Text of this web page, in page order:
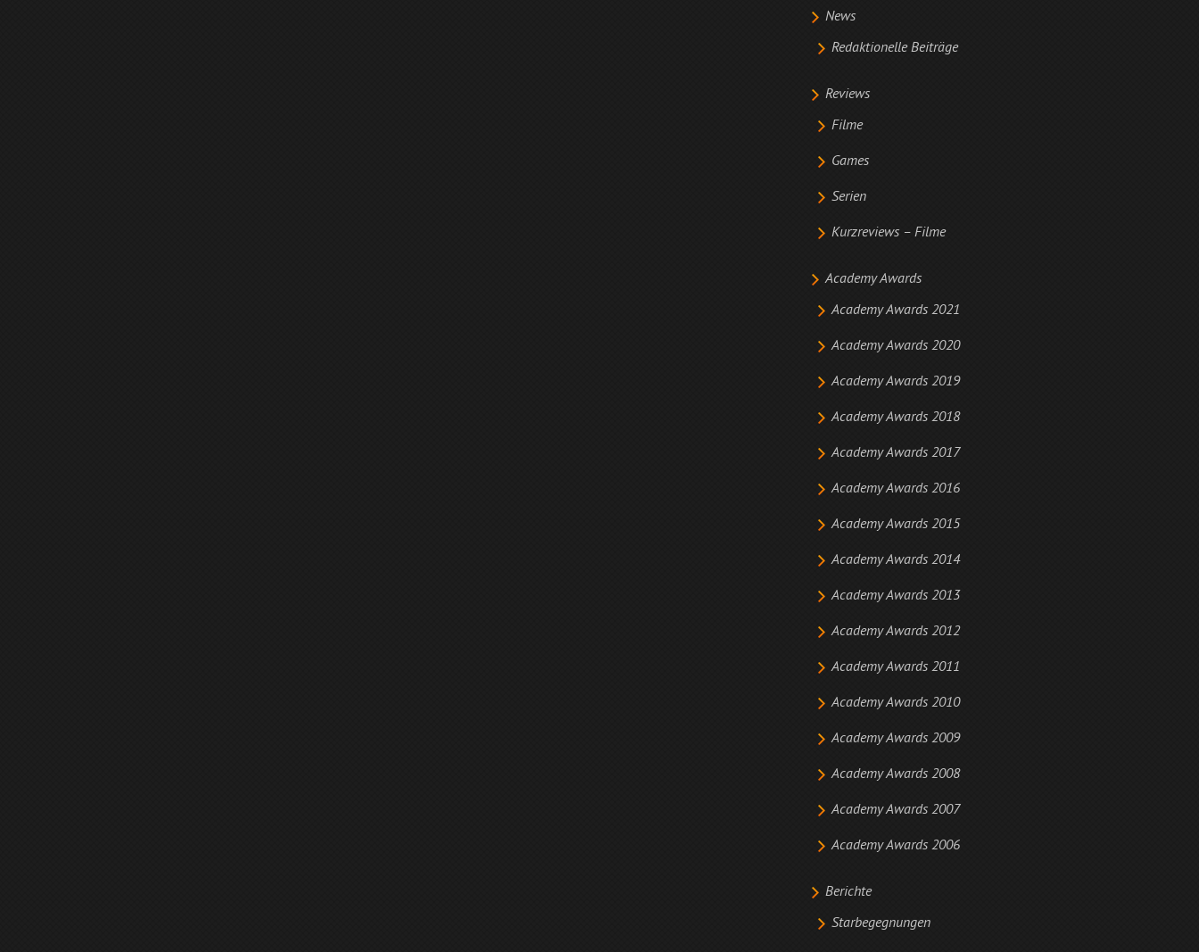
News
Redaktionelle Beiträge
Reviews
Filme
Games
Serien
Kurzreviews – Filme
Academy Awards
Academy Awards 2021
Academy Awards 2020
Academy Awards 2019
Academy Awards 2018
Academy Awards 2017
Academy Awards 2016
Academy Awards 2015
Academy Awards 2014
Academy Awards 2013
Academy Awards 2012
Academy Awards 2011
Academy Awards 2010
Academy Awards 2009
Academy Awards 2008
Academy Awards 2007
Academy Awards 2006
Berichte
Starbegegnungen